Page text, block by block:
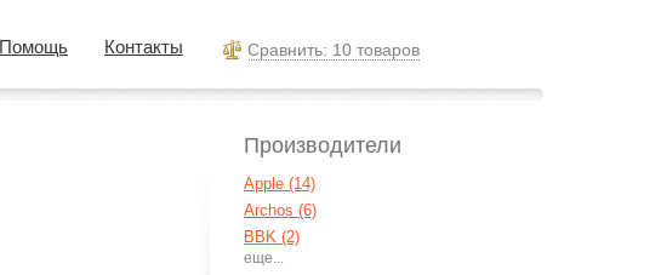
Производители
Apple (14)
Archos (6)
BBK (2)
Cowon (44)
Помощь Контакты Cравнить: 10 товаров